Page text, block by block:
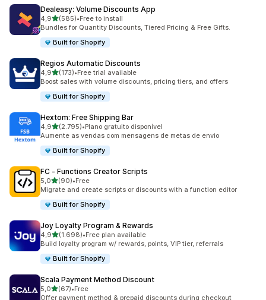
Dealeasy: Volume Discounts App
4,9de 5 estrelas
(585)
585 total de avaliações
•Free to install
Bundles for Quantity Discounts, Tiered Pricing & Free Gifts.
Built for Shopify
Regios Automatic Discounts
4,9de 5 estrelas
(173)
173 total de avaliações
•Free trial available
Boost sales with volume discounts, pricing tiers, and offers
Built for Shopify
Hextom: Free Shipping Bar
4,9de 5 estrelas
(2.795)
2795 total de avaliações
•Plano gratuito disponível
Aumente as vendas com mensagens de metas de envio
Built for Shopify
FC ‑ Functions Creator Scripts
5,0de 5 estrelas
(90)
90 total de avaliações
•Free
Migrate and create scripts or discounts with a function editor
Built for Shopify
Joy Loyalty Program & Rewards
4,9de 5 estrelas
(1.698)
1698 total de avaliações
•Free plan available
Build loyalty program w/ rewards, points, VIP tier, referrals
Built for Shopify
Scala Payment Method Discount
5,0de 5 estrelas
(67)
67 total de avaliações
•Free
Offer payment method & prepaid discounts during checkout